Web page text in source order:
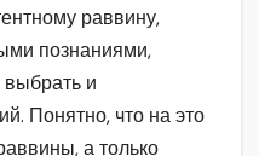
раввину,
познаниями,
и
Понятно, что на это
а только